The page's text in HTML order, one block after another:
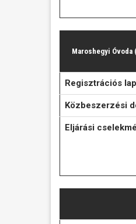
Maroshegyi
Regisztrációs
Közbeszerzési
Eljárási